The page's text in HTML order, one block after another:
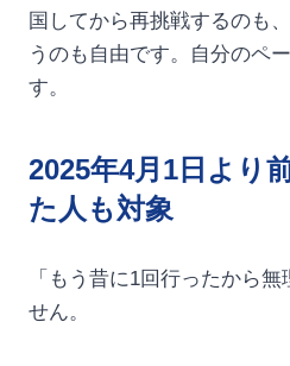
国してから再挑戦するのも
うのも自由です。自分のペ
す。
2025年4月1日より
た人も対象
「もう昔に1回行ったから
せん。